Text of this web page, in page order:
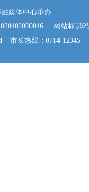
媒体中心承办
网站标识码
市长热线：0714-12345